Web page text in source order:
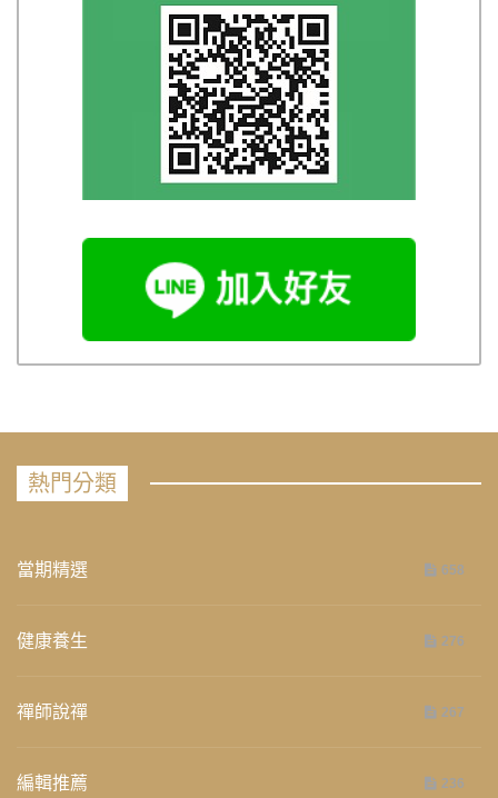
熱門分類
當期精選 658
健康養生 276
禪師說禪 267
編輯推薦 236